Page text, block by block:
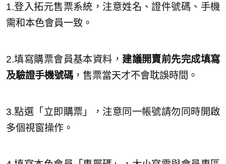
1.登入拓元售票系統，注意姓名、證件號碼、手機
需和本色會員一致。
2.填寫購票會員基本資料， 建議開賣前先完成填寫
及驗證⼿機號碼 ，售票當天才不會耽誤時間。
3.點選「立即購票」，注意同⼀帳號請勿同時開啟
多個視窗操作。